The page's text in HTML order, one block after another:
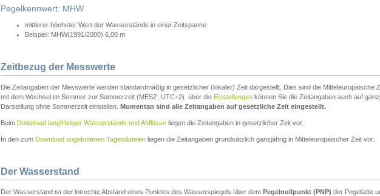
Pegelkennwert: MHW
mittlerer höchster Wert der Wasserstände in einer Zeitspanne
Beispiel: MHW(1991/2000) 6,00 m
Zeitbezug der Messwerte
Die Zeitangaben der Messwerte werden standardmäßig in gesetzlicher (lokaler) Zeit dargestellt. Dies sind die Mitteleuropäische
mit dem Wechsel im Sommer zur Sommerzeit (MESZ, UTC+2). über die Einstellungen können Sie die Zeitangaben auch auf
Darstellung ohne Sommerzeit einstellen. Momentan sind alle Zeitangaben auf gesetzliche Zeit eingestellt.
Beim Download langfristiger Wasserstände und Abflüsse liegen die Zeitangaben in gesetzlicher Zeit vor.
In den zum Download angebotenen Tagesdateien liegen die Zeitangaben grundsätzlich ganzjährig in Mitteleuropäischer Zeit vor.
Der Wasserstand
Der Wasserstand ist der lotrechte Abstand eines Punktes des Wasserspiegels über dem Pegelnullpunkt (PNP) der Pegellatte